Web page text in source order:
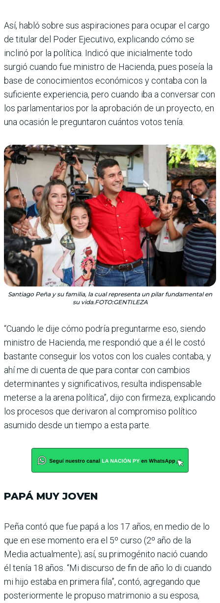
Así, habló sobre sus aspi­raciones para ocupar el cargo
de titular del Poder Ejecutivo, explicando cómo se
inclinó por la política. Indicó que inicialmente todo
surgió cuando fue ministro de Hacienda, pues poseía la
base de conoci­mientos económicos y con­taba con la
suficiente expe­riencia, pero cuando iba a conversar con
los parla­mentarios por la aproba­ción de un proyecto, en
una ocasión le preguntaron cuántos votos tenía.
Santiago Peña y su familia, la cual representa un pilar fundamental en
su vida.FOTO:GENTILEZA
“Cuando le dije cómo podría preguntarme eso, siendo
ministro de Hacienda, me respondió que a él le costó
bastante conseguir los votos con los cuales con­taba, y
ahí me di cuenta de que para contar con cam­bios
determinantes y sig­nificativos, resulta indis­pensable
meterse a la arena política”, dijo con firmeza, explicando
los procesos que derivaron al compromiso político
asumido desde un tiempo a esta parte.
PAPÁ MUY JOVEN
Peña contó que fue papá a los 17 años, en medio de lo
que en ese momento era el 5º curso (2º año de la
Media actualmente); así, su pri­mogénito nació cuando
él tenía 18 años. “Mi discurso de fin de año lo di cuando
mi hijo estaba en primera fila”, contó, agregando que
posteriormente le propuso matrimonio a su esposa,